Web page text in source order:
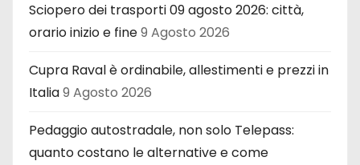
Sciopero dei trasporti 09 agosto 2026: città,
orario inizio e fine9 Agosto 2026
Cupra Raval è ordinabile, allestimenti e prezzi in
Italia9 Agosto 2026
Pedaggio autostradale, non solo Telepass:
quanto costano le alternative e come